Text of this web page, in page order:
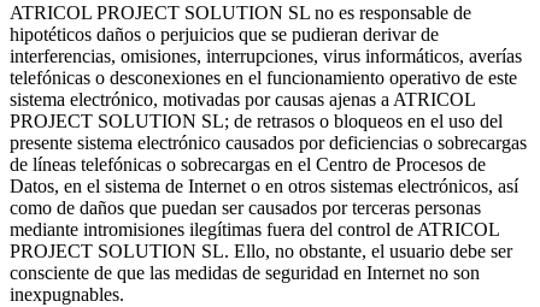
ATRICOL PROJECT SOLUTION SL no es responsable de
hipotéticos daños o perjuicios que se pudieran derivar de
interferencias, omisiones, interrupciones, virus informáticos, averías
telefónicas o desconexiones en el funcionamiento operativo de este
sistema electrónico, motivadas por causas ajenas a ATRICOL
PROJECT SOLUTION SL; de retrasos o bloqueos en el uso del
presente sistema electrónico causados por deficiencias o sobrecargas
de líneas telefónicas o sobrecargas en el Centro de Procesos de
Datos, en el sistema de Internet o en otros sistemas electrónicos, así
como de daños que puedan ser causados por terceras personas
mediante intromisiones ilegítimas fuera del control de ATRICOL
PROJECT SOLUTION SL. Ello, no obstante, el usuario debe ser
consciente de que las medidas de seguridad en Internet no son
inexpugnables.